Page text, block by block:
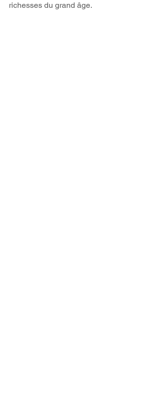
richesses du grand âge.